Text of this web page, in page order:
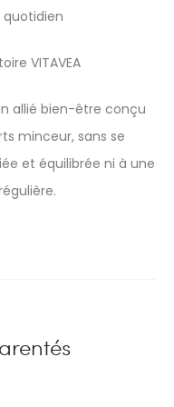
quotidien
VITAVEA
allié bien-être conçu
minceur, sans se
et équilibrée ni à une